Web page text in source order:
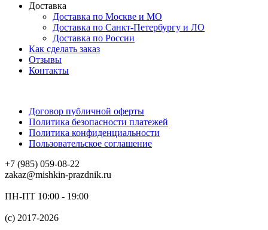
Доставка
Доставка по Москве и МО
Доставка по Санкт-Петербургу и ЛО
Доставка по России
Как сделать заказ
Отзывы
Контакты
Договор публичной оферты
Политика безопасности платежей
Политика конфиденциальности
Пользовательское соглашение
+7 (985) 059-08-22
zakaz@mishkin-prazdnik.ru
ПН-ПТ 10:00 - 19:00
(c) 2017-2026